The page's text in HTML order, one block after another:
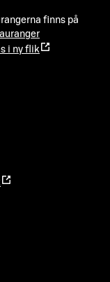
finns på
i ny flik